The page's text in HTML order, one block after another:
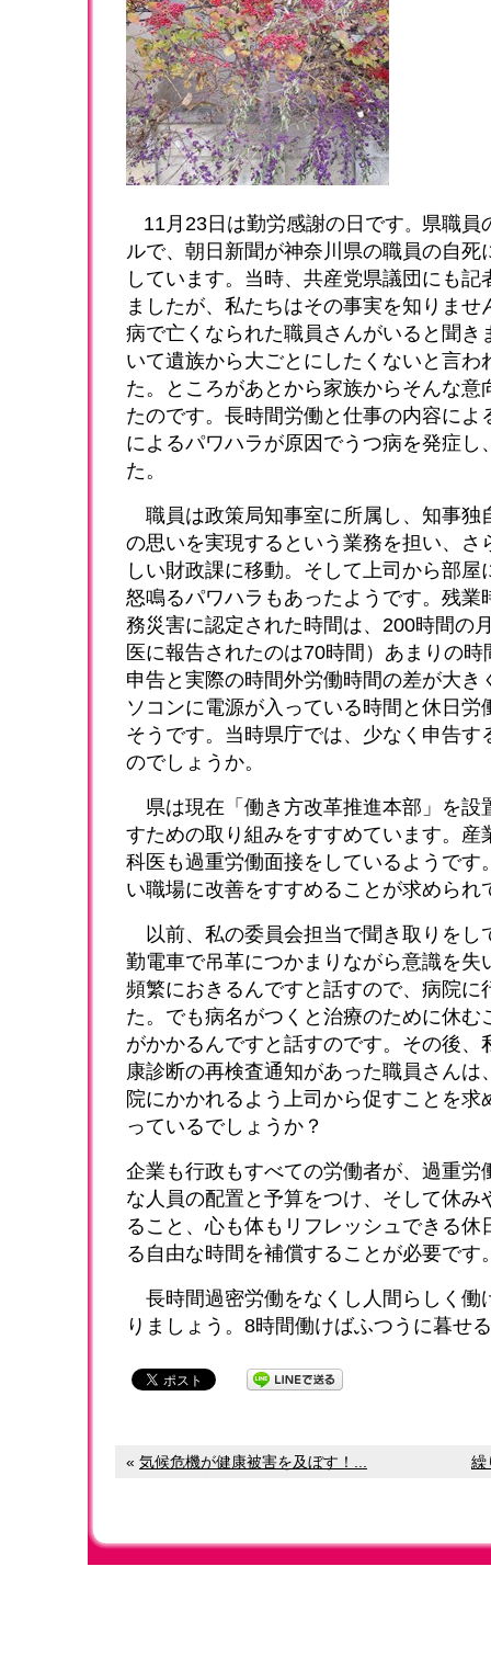
11月23日は勤労感謝の日です。 県職員
ルで、朝日新聞が神奈川県の職員の自死
しています。当時、共産党県議団にも
ましたが、私たちはその事実を知りま
病で亡くなられた職員さんがいると聞き
いて遺族から大ごとにしたくないと言わ
た。ところがあとから家族からそんな意
たのです。長時間労働と仕事の内容によ
によるパワハラが原因でうつ病を発症し
た。
職員は政策局知事室に所属し、知事独
の思いを実現するという業務を担い、さ
しい財政課に移動。そして上司から部
怒鳴るパワハラもあったようです。残業
務災害に認定された時間は、200時間の
医に報告されたのは70時間）あまりの
申告と実際の時間外労働時間の差が大き
ソコンに電源が入っている時間と休日労
そうです。当時県庁では、少なく申告す
のでしょうか。
県は現在「働き方改革推進本部」を設
すための取り組みをすすめています。産
科医も過重労働面接をしているようです
い職場に改善をすすめることが求められ
以前、私の委員会担当で聞き取りをし
勤電車で吊革につかまりながら意識を失
頻繁におきるんですと話すので、病院に
た。でも病名がつくと治療のために休む
がかかるんですと話すのです。その後、
康診断の再検査通知があった職員さんは
院にかかれるよう上司から促すことを
っているでしょうか？
企業も行政もすべての労働者が、過重労
な人員の配置と予算をつけ、そして休み
ること、心も体もリフレッシュできる休
る自由な時間を補償することが必要です
長時間過密労働をなくし人間らしく働
りましょう。8時間働けばふつうに暮
« 気候危機が健康被害を及ぼす！... 繰